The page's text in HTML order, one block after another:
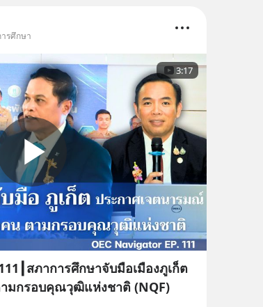
ารศึกษา
3:17
สภาการศึกษาจับมือเมืองภูเก็ต
มกรอบคุณวุฒิแห่งชาติ (NQF)